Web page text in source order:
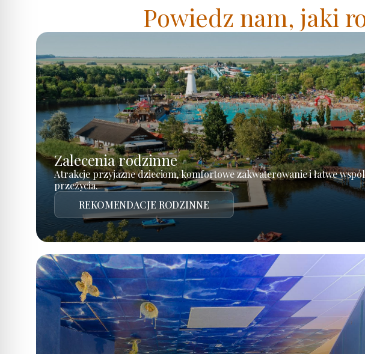
Powiedz nam, jaki
Zalecenia rodzinne
Atrakcje przyjazne dzieciom, komfortowe zakwaterowanie i łatwe
przeżycia.
REKOMENDACJE RODZINNE